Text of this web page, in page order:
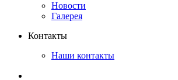
Новости
Галерея
Контакты
Наши контакты